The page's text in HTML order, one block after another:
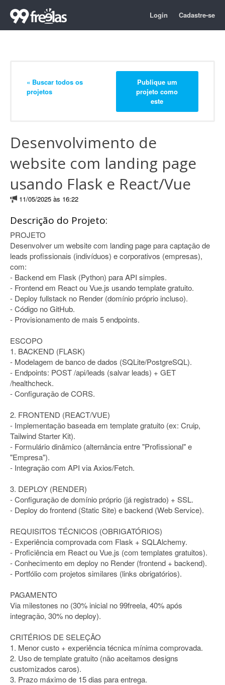
Login Cadastre-se
« Buscar todos os
projetos
Publique um
projeto como
este
Desenvolvimento de
website com landing page
usando Flask e React/Vue
11/05/2025 às 16:22
Descrição do Projeto:
PROJETO
Desenvolver um website com landing page para captação de
leads profissionais (indivíduos) e corporativos (empresas),
com:
- Backend em Flask (Python) para API simples.
- Frontend em React ou Vue.js usando template gratuito.
- Deploy fullstack no Render (domínio próprio incluso).
- Código no GitHub.
- Provisionamento de mais 5 endpoints.
ESCOPO
1. BACKEND (FLASK)
- Modelagem de banco de dados (SQLite/PostgreSQL).
- Endpoints: POST /api/leads (salvar leads) + GET
/healthcheck.
- Configuração de CORS.
2. FRONTEND (REACT/VUE)
- Implementação baseada em template gratuito (ex: Cruip,
Tailwind Starter Kit).
- Formulário dinâmico (alternância entre "Profissional" e
"Empresa").
- Integração com API via Axios/Fetch.
3. DEPLOY (RENDER)
- Configuração de domínio próprio (já registrado) + SSL.
- Deploy do frontend (Static Site) e backend (Web Service).
REQUISITOS TÉCNICOS (OBRIGATÓRIOS)
- Experiência comprovada com Flask + SQLAlchemy.
- Proficiência em React ou Vue.js (com templates gratuitos).
- Conhecimento em deploy no Render (frontend + backend).
- Portfólio com projetos similares (links obrigatórios).
PAGAMENTO
Via milestones no (30% inicial no 99freela, 40% após
integração, 30% no deploy).
CRITÉRIOS DE SELEÇÃO
1. Menor custo + experiência técnica mínima comprovada.
2. Uso de template gratuito (não aceitamos designs
customizados caros).
3. Prazo máximo de 15 dias para entrega.